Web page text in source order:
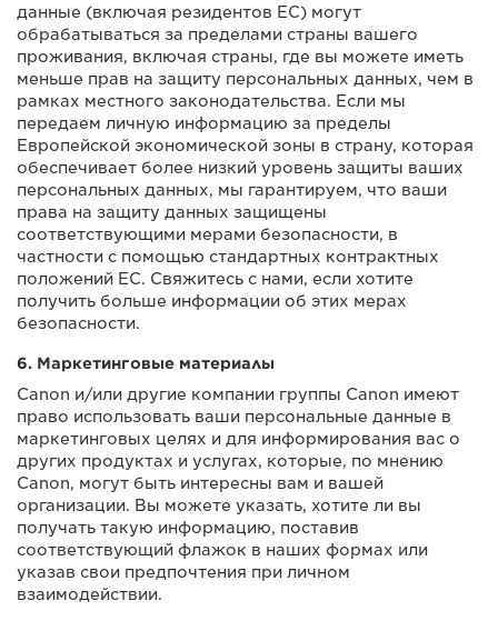
данные (включая резидентов ЕС) могут
обрабатываться за пределами страны вашего
проживания, включая страны, где вы можете иметь
меньше прав на защиту персональных данных, чем в
рамках местного законодательства. Если мы
передаем личную информацию за пределы
Европейской экономической зоны в страну, которая
обеспечивает более низкий уровень защиты ваших
персональных данных, мы гарантируем, что ваши
права на защиту данных защищены
соответствующими мерами безопасности, в
частности с помощью стандартных контрактных
положений ЕС. Свяжитесь с нами, если хотите
получить больше информации об этих мерах
безопасности.
6. Маркетинговые материалы
Canon и/или другие компании группы Canon имеют
право использовать ваши персональные данные в
маркетинговых целях и для информирования вас о
других продуктах и услугах, которые, по мнению
Canon, могут быть интересны вам и вашей
организации. Вы можете указать, хотите ли вы
получать такую информацию, поставив
соответствующий флажок в наших формах или
указав свои предпочтения при личном
взаимодействии.